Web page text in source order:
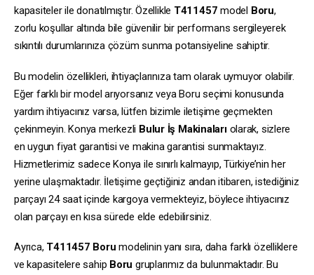
kapasiteler ile donatılmıştır. Özellikle T411457 model Boru,
zorlu koşullar altında bile güvenilir bir performans sergileyerek
sıkıntılı durumlarınıza çözüm sunma potansiyeline sahiptir.
Bu modelin özellikleri, ihtiyaçlarınıza tam olarak uymuyor olabilir.
Eğer farklı bir model arıyorsanız veya Boru seçimi konusunda
yardım ihtiyacınız varsa, lütfen bizimle iletişime geçmekten
çekinmeyin. Konya merkezli Bulur İş Makinalarıolarak, sizlere
en uygun fiyat garantisi ve makina garantisi sunmaktayız.
Hizmetlerimiz sadece Konya ile sınırlı kalmayıp, Türkiye’nin her
yerine ulaşmaktadır. İletişime geçtiğiniz andan itibaren, istediğiniz
parçayı 24 saat içinde kargoya vermekteyiz, böylece ihtiyacınız
olan parçayı en kısa sürede elde edebilirsiniz.
Ayrıca, T411457 Boru modelinin yanı sıra, daha farklı özelliklere
ve kapasitelere sahip Boru gruplarımız da bulunmaktadır. Bu